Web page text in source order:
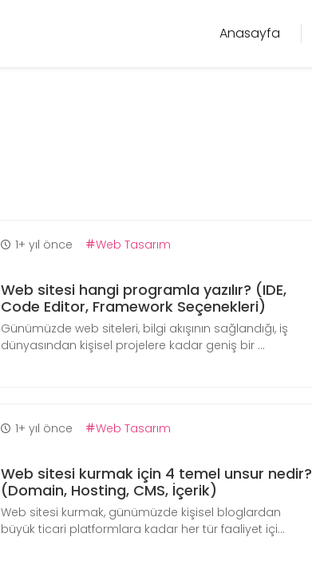
Anasayfa
1+ yıl önce Web Tasarım
Web sitesi hangi programla yazılır? (IDE,
Code Editor, Framework Seçenekleri)
Günümüzde web siteleri, bilgi akışının sağlandığı, iş
dünyasından kişisel projelere kadar geniş bir ...
1+ yıl önce Web Tasarım
Web sitesi kurmak için 4 temel unsur nedir?
(Domain, Hosting, CMS, İçerik)
Web sitesi kurmak, günümüzde kişisel bloglardan
büyük ticari platformlara kadar her tür faaliyet içi...